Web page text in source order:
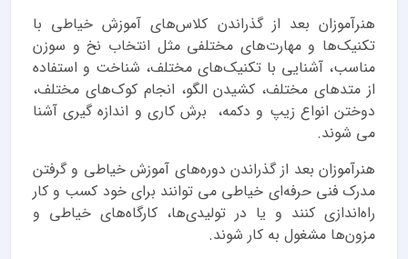
هنرآموزان بعد از گذراندن کلاس‌های آموزش خیاطی با
تکنیک‌ها و مهارت‌های مختلفی مثل انتخاب نخ و سوزن
مناسب، آشنایی با تکنیک‌های مختلف، شناخت و استفاده
از متدهای مختلف، کشیدن الگو، انجام کوک‌های مختلف،
دوختن انواع زیپ و دکمه، برش کاری و اندازه گیری آشنا
می شوند.
هنرآموزان بعد از گذراندن دوره‌های آموزش خیاطی و گرفتن
مدرک فنی حرفه‌ای خیاطی می توانند برای خود کسب و کار
راه‌اندازی کنند و یا در تولیدی‌ها، کارگاه‌های خیاطی و
مزون‌ها مشغول به کار شوند.